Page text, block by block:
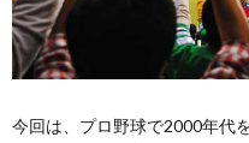
今回は、プロ野球で2000年代